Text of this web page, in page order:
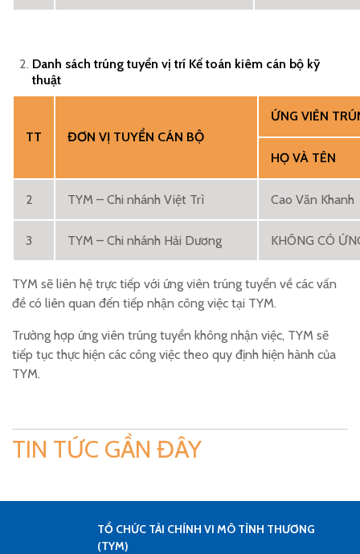
Danh sách trúng tuyển vị trí Kế toán kiêm cán bộ kỹ
thuật
TT ĐƠN VỊ TUYỂN CÁN BỘ
ỨNG VIÊN
HỌ VÀ TÊN
2 TYM – Chi nhánh Việt Trì Cao Văn Khanh
3 TYM – Chi nhánh Hải Dương KHÔNG CÓ
TYM sẽ liên hệ trực tiếp với ứng viên trúng tuyển về các vấn
đề có liên quan đến tiếp nhận công việc tại TYM.
Trường hợp ứng viên trúng tuyển không nhận việc, TYM sẽ
tiếp tục thực hiện các công việc theo quy định hiện hành của
TYM.
TIN TỨC GẦN ĐÂY
TỔ CHỨC TÀI CHÍNH VI MÔ TÌNH THƯƠNG
(TYM)